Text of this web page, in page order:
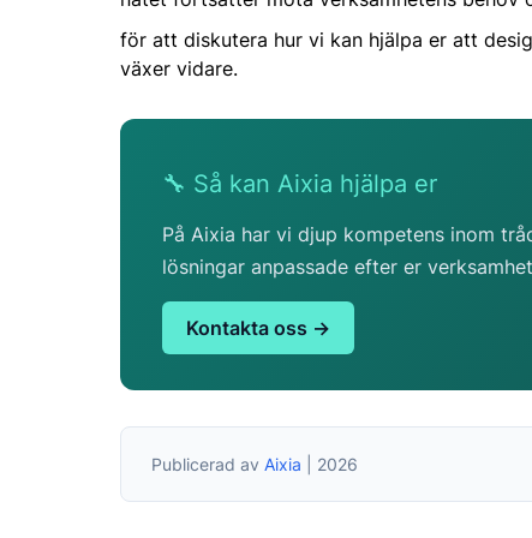
för att diskutera hur vi kan hjälpa er att
växer vidare.
🔧 Så kan Aixia hjälpa er
På Aixia har vi djup kompetens inom
lösningar anpassade efter er
Kontakta oss →
Publicerad av Aixia | 2026